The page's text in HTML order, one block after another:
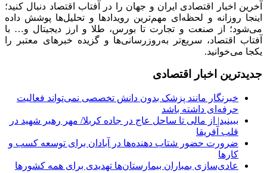
آخرین اخبار اقتصادی ایران و جهان را در آفتاب اقتصاد دنبال کنید؛
اینجا روزانه و لحظه‌ای مهم‌ترین رویدادها و تحلیل‌ها پوشش داده
می‌شود؛ از صنعت و تجارت تا بورس، طلا و ارز دیجیتال و… با
آفتاب اقتصاد، سریع‌تر به‌روزرسانی‌ها و گزیده خبرهای معتبر را
یکجا می‌خوانید.
جدیدترین اخبار اقتصادی
خبرنگار مانند پزشک بدون دانش تخصصی نمی‌تواند فعالیت
حرفه‌ای داشته باشد
ببینید| از مالی تا ساحل عاج در جاده کربلا/ مهر رهبر شهید در
قلب آفریقا
ضرورت حضور شتاب ‌دهنده‌ها در آبادان برای توسعه کسب‌ و
کارها
عادی‌سازی بمباران بیمارستان‌ها تهدیدی برای همه کشورها